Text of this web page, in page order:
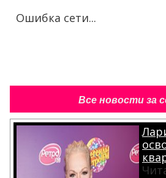
Ошибка сети...
Все новости за